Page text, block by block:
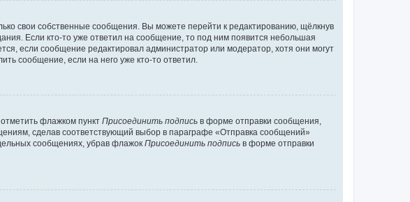
свои собственные сообщения. Вы можете перейти к редактированию, щёлкнув
Если кто-то уже ответил на сообщение, то под ним появится небольшая
если сообщение редактировал администратор или модератор, хотя они могут
сообщение, если на него уже кто-то ответил.
флажком пункт Присоединить подпись в форме отправки сообщения,
сделав соответствующий выбор в параграфе «Отправка сообщений»
сообщениях, убрав флажок Присоединить подпись в форме отправки